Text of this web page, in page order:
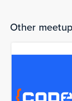
Other